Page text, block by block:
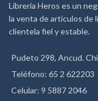
Librería Heros es un
la venta de artículos de
clientela fiel y estable.
Pudeto 298, Ancud.
Teléfono: 65 2 622203
Celular: 9 5887 2046